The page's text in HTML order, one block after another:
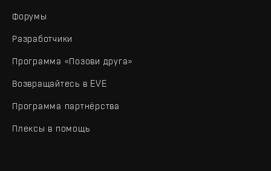
Форумы
Разработчики
Программа «Позови друга»
Возвращайтесь в EVE
Программа партнёрства
Плексы в помощь